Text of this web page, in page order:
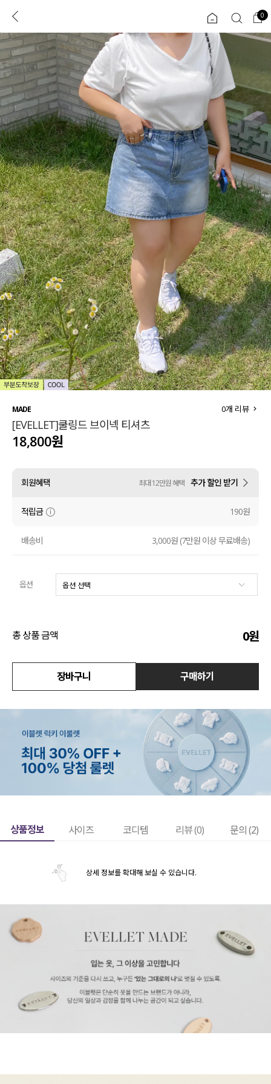
로그인 0
ENG
TW
JP
콘텐츠 리뷰 & 혜택 플러스핏 회원혜택
CATEGORY COMMUNITY
도착보장⚡
인플루언서 pick!
신상 5%
베스트
MADE
세트할인 ~30%
하객룩
살안타템
110사이즈
티셔츠
셔츠
원피스
니트
ALL
익스클루시브
아우터
블라우스
원피스
팬츠
스커트
언더웨어
0
MADE
[EVELLET]쿨링드 브이넥 티셔츠
0개 리뷰
18,800원
회원혜택 최대 12만원 혜택 추가 할인 받기
적립금 190원
배송비 3,000원 (7만원 이상 무료배송)
옵션
총 상품 금액 0원
장바구니 구매하기
상품정보 사이즈 코디템 리뷰 (0) 문의 (2)
상세 정보를 확대해 보실 수 있습니다.